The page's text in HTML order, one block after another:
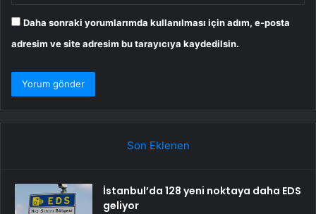
Daha sonraki yorumlarımda kullanılması için adım, e-posta
adresim ve site adresim bu tarayıcıya kaydedilsin.
Son Eklenen
İstanbul’da 128 yeni noktaya daha EDS
geliyor